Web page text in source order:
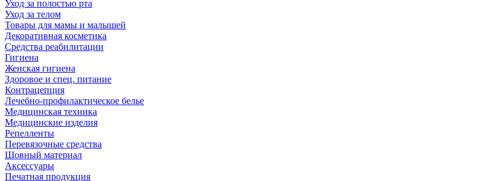
Уход за полостью рта
Уход за телом
Товары для мамы и малышей
Декоративная косметика
Средства реабилитации
Гигиена
Женская гигиена
Здоровое и спец. питание
Контрацепция
Лечебно-профилактическое белье
Медицинская техника
Медицинские изделия
Репелленты
Перевязочные средства
Шовный материал
Аксессуары
Печатная продукция